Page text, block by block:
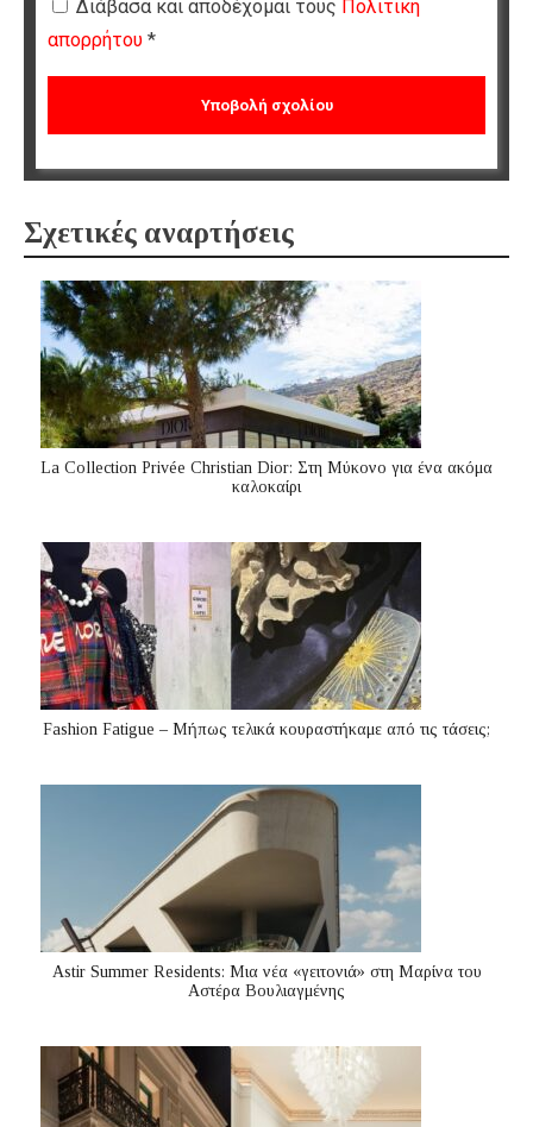
Διάβασα και αποδέχομαι τους Πολιτική
απορρήτου *
Σχετικές αναρτήσεις
La Collection Privée Christian Dior: Στη Μύκονο για ένα ακόμα
καλοκαίρι
Fashion Fatigue – Μήπως τελικά κουραστήκαμε από τις τάσεις;
Astir Summer Residents: Μια νέα «γειτονιά» στη Μαρίνα του
Αστέρα Βουλιαγμένης